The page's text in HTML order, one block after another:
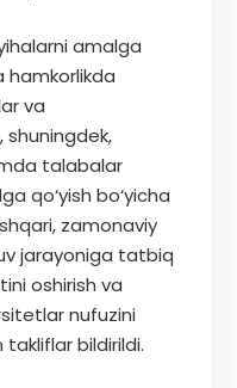
amalga
hamkorlikda
va
talabalar
qo‘yish bo‘yicha
zamonaviy
jarayoniga tatbiq
oshirish va
nufuzini
bildirildi.